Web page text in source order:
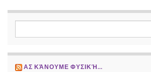
ΑΣ ΚΆΝΟΥΜΕ ΦΥΣΙΚΉ…